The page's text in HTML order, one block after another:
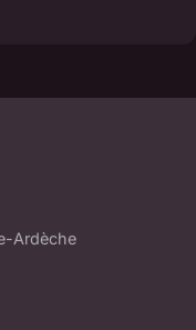
Ardèche